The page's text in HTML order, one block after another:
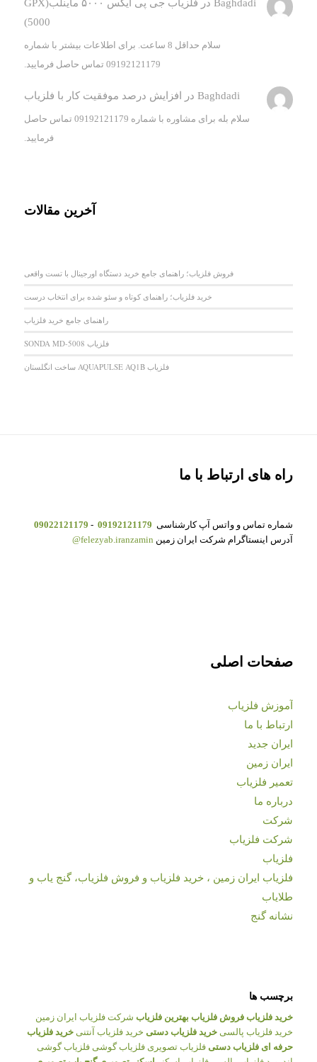
Baghdadi در
فلزیاب جی پی ایکس ۵۰۰۰ ماینلب(GPX
5000)
سلام حداقل 8 ساعت. برای اطلاعات بیشتر با شماره
09192121179 تماس حاصل فرمایید.
Baghdadi در افزایش درصد موفقیت کار با فلزیاب
سلام بله برای مشاوره با شماره 09192121179 تماس حاصل
فرمایید.
آخرین مقالات
فروش فلزیاب؛ راهنمای جامع خرید دستگاه اورجینال با تست واقعی
خرید فلزیاب؛ راهنمای کوتاه و سئو شده برای انتخاب درست
راهنمای جامع خرید فلزیاب
فلزیاب SONDA MD-5008
فلزیاب AQUAPULSE AQ1B ساخت انگلستان
راه های ارتباط با ما
شماره تماس و واتس آپ کارشناسی 09192121179
-
09022121179
آدرس اینستاگرام شرکت ایران زمین felezyab.iranzamin@
صفحات اصلی
آموزش فلزیاب
ارتباط با ما
ایران جدید
ایران زمین
تعمیر فلزیاب
درباره ما
شرکت
شرکت فلزیاب
فلزیاب
فلزیاب ایران زمین ، خرید فلزیاب و فروش فلزیاب، گنج یاب و
طلایاب
نشانه گنج
برچسب ها
خرید فلزیاب فروش فلزیاب بهترین فلزیاب شرکت فلزیاب ایران زمین
خرید فلزیاب پالسی خرید فلزیاب دستی خرید فلزیاب آنتنی خرید فلزیاب
حرفه ای فلزیاب دستی فلزیاب تصویری فلزیاب گوشی فلزیاب گوشی